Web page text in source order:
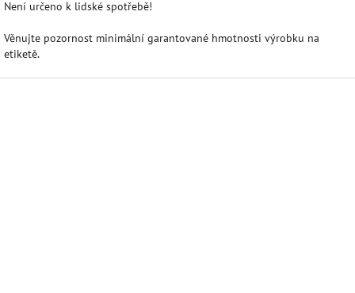
Není určeno k lidské spotřebě!
Věnujte pozornost minimální garantované hmotnosti výrobku na
etiketě.